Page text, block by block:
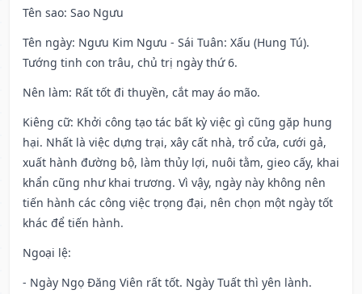
Tên sao: Sao Ngưu
Tên ngày: Ngưu Kim Ngưu - Sái Tuân: Xấu (Hung Tú).
Tướng tinh con trâu, chủ trị ngày thứ 6.
Nên làm: Rất tốt đi thuyền, cắt may áo mão.
Kiêng cữ: Khởi công tạo tác bất kỳ việc gì cũng gặp hung
hại. Nhất là việc dựng trại, xây cất nhà, trổ cửa, cưới gả,
xuất hành đường bộ, làm thủy lợi, nuôi tằm, gieo cấy, khai
khẩn cũng như khai trương. Vì vậy, ngày này không nên
tiến hành các công việc trọng đại, nên chọn một ngày tốt
khác để tiến hành.
Ngoại lệ:
- Ngày Ngọ Đăng Viên rất tốt. Ngày Tuất thì yên lành.